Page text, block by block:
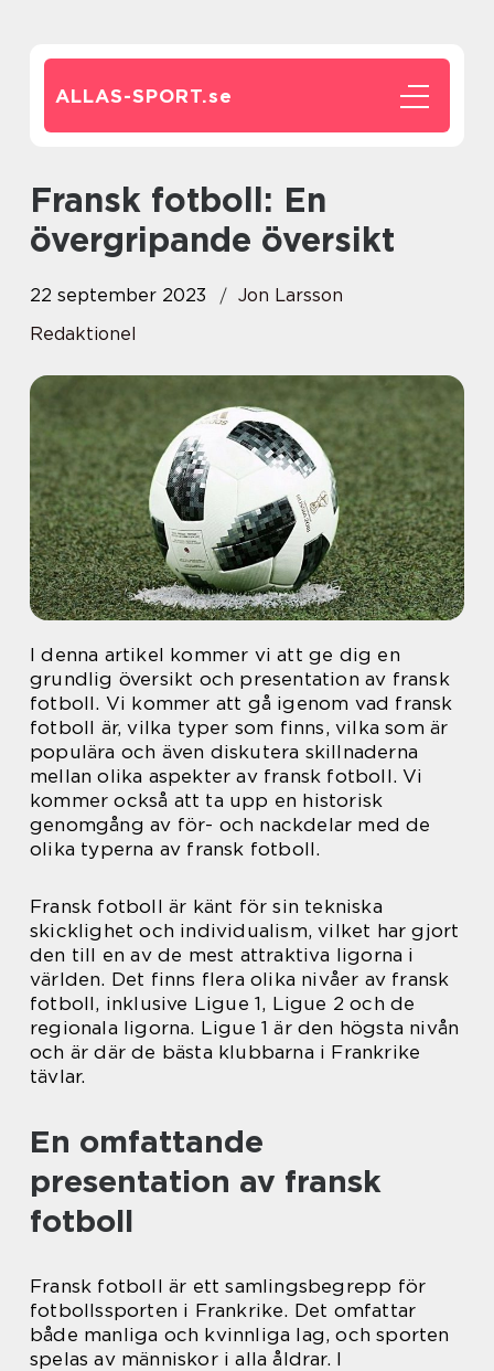
ALLAS-SPORT.se
Fransk fotboll: En
övergripande översikt
22 september 2023
Jon Larsson
Redaktionel
I denna artikel kommer vi att ge dig en
grundlig översikt och presentation av fransk
fotboll. Vi kommer att gå igenom vad fransk
fotboll är, vilka typer som finns, vilka som är
populära och även diskutera skillnaderna
mellan olika aspekter av fransk fotboll. Vi
kommer också att ta upp en historisk
genomgång av för- och nackdelar med de
olika typerna av fransk fotboll.
Fransk fotboll är känt för sin tekniska
skicklighet och individualism, vilket har gjort
den till en av de mest attraktiva ligorna i
världen. Det finns flera olika nivåer av fransk
fotboll, inklusive Ligue 1, Ligue 2 och de
regionala ligorna. Ligue 1 är den högsta nivån
och är där de bästa klubbarna i Frankrike
tävlar.
En omfattande
presentation av fransk
fotboll
Fransk fotboll är ett samlingsbegrepp för
fotbollssporten i Frankrike. Det omfattar
både manliga och kvinnliga lag, och sporten
spelas av människor i alla åldrar. I